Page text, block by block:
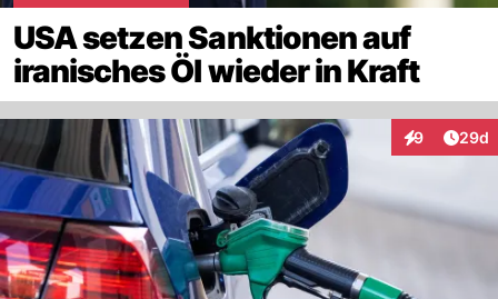
USA setzen Sanktionen auf
iranisches Öl wieder in Kraft
9
Interaktionen
29d